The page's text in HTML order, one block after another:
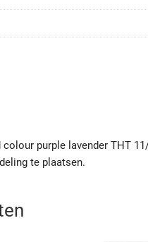
purple lavender THT
te plaatsen.